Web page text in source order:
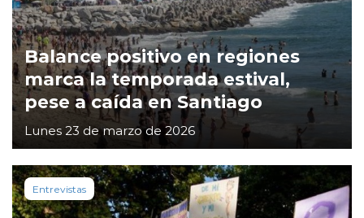
Balance positivo en regiones
marca la temporada estival,
pese a caída en Santiago
Lunes 23 de marzo de 2026
Entrevistas